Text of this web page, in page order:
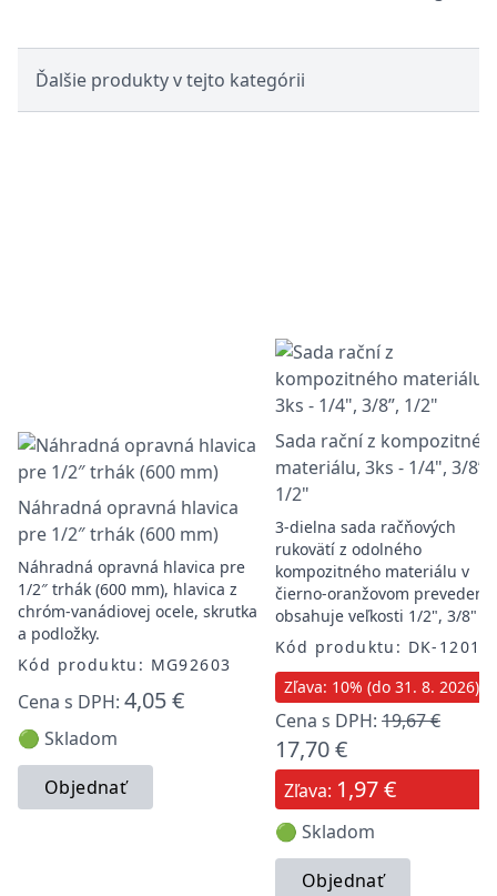
Ďalšie produkty v tejto kategórii
Náhradná opravná hlavica
pre 1/2″ trhák (600 mm)
Náhradná opravná hlavica pre
1/2″ trhák (600 mm), hlavica z
chróm-vanádiovej ocele, skrutka
a podložky.
Kód produktu: MG92603
Cena s DPH: 4,05 €
🟢 Skladom
Objednať
Sada rační z
materiálu, 3ks - 1/4", 3/8”,
1/2"
3-dielna sada račňových
rukovätí z odolného
kompozitného materiálu v
čierno-oranžovom prevedení,
obsahuje veľkosti 1/2", 3/8"
Kód produktu: DK-
Zľava: 10% (do 31. 8. 2026)
Cena s DPH: 19,67 €
17,70 €
Zľava: 1,97 €
🟢 Skladom
Objednať